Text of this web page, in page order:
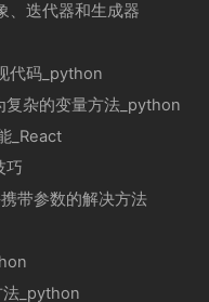
、迭代器和生成器
代码_python
杂的变量方法_python
_React
巧
带参数的解决方法
_python